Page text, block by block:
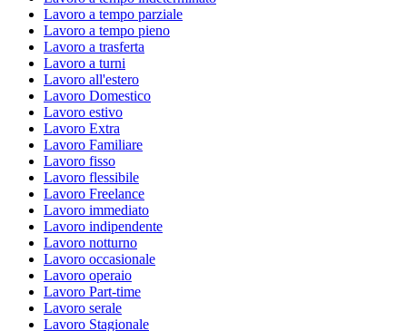
Lavoro a tempo parziale
Lavoro a tempo pieno
Lavoro a trasferta
Lavoro a turni
Lavoro all'estero
Lavoro Domestico
Lavoro estivo
Lavoro Extra
Lavoro Familiare
Lavoro fisso
Lavoro flessibile
Lavoro Freelance
Lavoro immediato
Lavoro indipendente
Lavoro notturno
Lavoro occasionale
Lavoro operaio
Lavoro Part-time
Lavoro serale
Lavoro Stagionale